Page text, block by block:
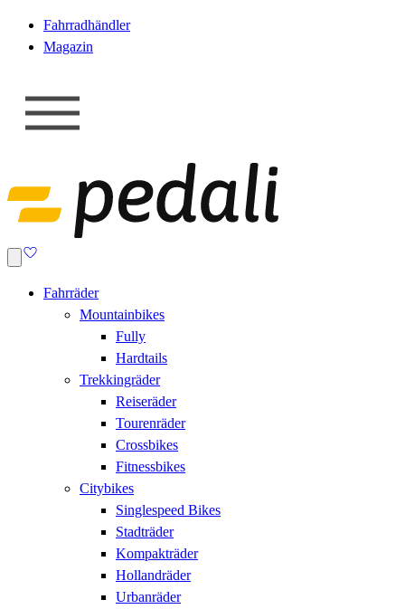
Fahrradhändler
Magazin
Fahrräder
Mountainbikes
Fully
Hardtails
Trekkingräder
Reiseräder
Tourenräder
Crossbikes
Fitnessbikes
Citybikes
Singlespeed Bikes
Stadträder
Kompakträder
Hollandräder
Urbanräder